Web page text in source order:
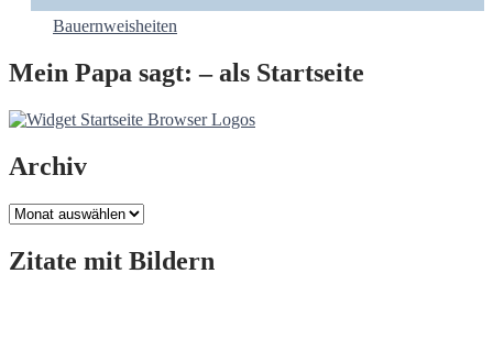
Bauernweisheiten
Mein Papa sagt: – als Startseite
Archiv
Archiv
Zitate mit Bildern